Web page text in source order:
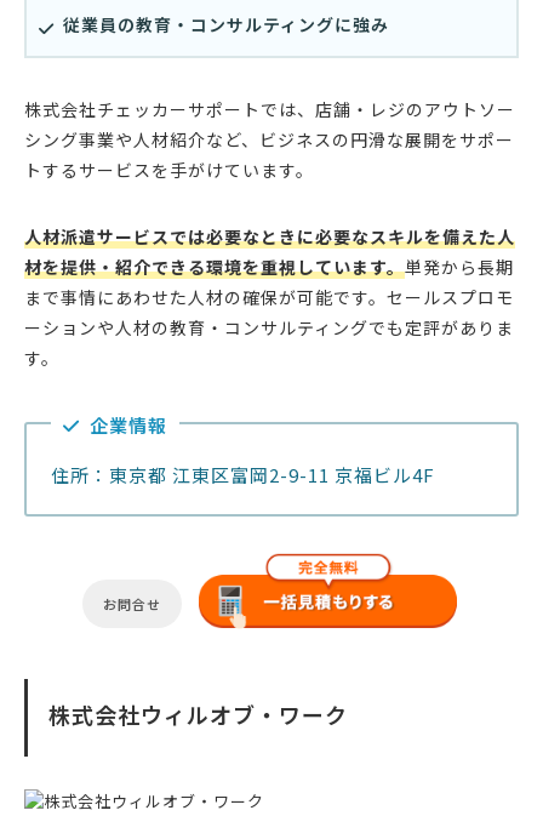
従業員の教育・コンサルティングに強み
株式会社チェッカーサポートでは、店舗・レジのアウトソー
シング事業や人材紹介など、ビジネスの円滑な展開をサポー
トするサービスを手がけています。
人材派遣サービスでは必要なときに必要なスキルを備えた人
材を提供・紹介できる環境を重視しています。単発から長期
まで事情にあわせた人材の確保が可能です。セールスプロモ
ーションや人材の教育・コンサルティングでも定評がありま
す。
企業情報
住所：東京都 江東区富岡2-9-11 京福ビル4F
お問合せ
株式会社ウィルオブ・ワーク